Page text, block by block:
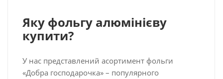
Яку фольгу алюмінієву
купити?
У нас представлений асортимент фольги
«Добра господарочка» – популярного